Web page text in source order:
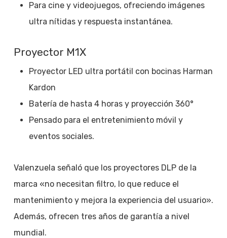
Para cine y videojuegos, ofreciendo imágenes
ultra nítidas y respuesta instantánea.
Proyector M1X
Proyector LED ultra portátil con bocinas Harman
Kardon
Batería de hasta 4 horas y proyección 360°
Pensado para el entretenimiento móvil y
eventos sociales.
Valenzuela señaló que los proyectores DLP de la
marca «no necesitan filtro, lo que reduce el
mantenimiento y mejora la experiencia del usuario».
Además, ofrecen tres años de garantía a nivel
mundial.